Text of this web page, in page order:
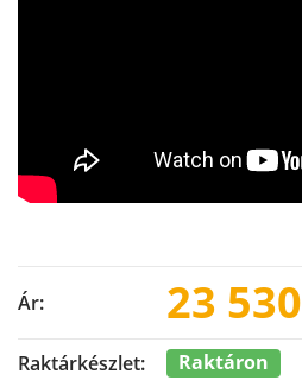
Ár: 23 530
Raktárkészlet: Raktáron